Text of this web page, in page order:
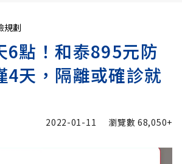
規劃
6點！和泰895元防
4天，隔離或確診就
2022-01-11 瀏覽數68,050+